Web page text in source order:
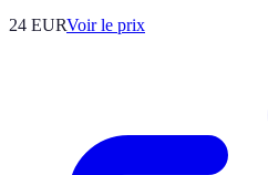
24 EURVoir le prix